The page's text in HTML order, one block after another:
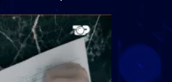
letër divorci